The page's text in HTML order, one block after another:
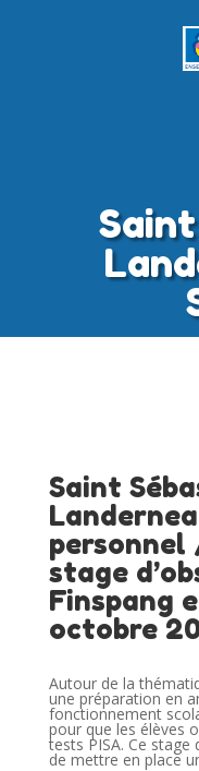
Saint
personnel
stage
Finspang
octobre
Autour de la
une préparation en
fonctionnement
pour que les élèves
tests PISA. Ce stage
de mettre en place